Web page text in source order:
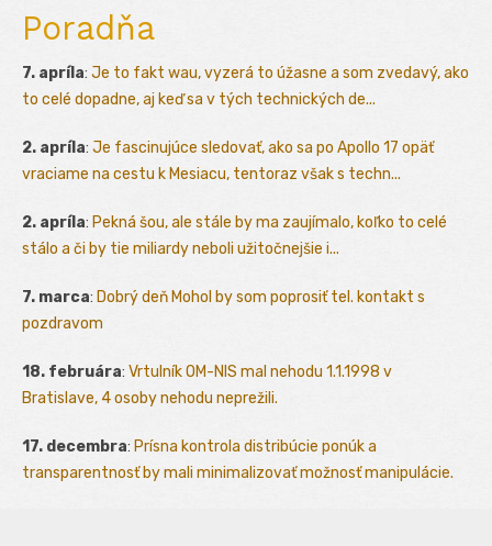
Poradňa
7. apríla: Je to fakt wau, vyzerá to úžasne a som zvedavý, ako
to celé dopadne, aj keď sa v tých technických de...
2. apríla: Je fascinujúce sledovať, ako sa po Apollo 17 opäť
vraciame na cestu k Mesiacu, tentoraz však s techn...
2. apríla: Pekná šou, ale stále by ma zaujímalo, koľko to celé
stálo a či by tie miliardy neboli užitočnejšie i...
7. marca: Dobrý deň Mohol by som poprosiť tel. kontakt s
pozdravom
18. februára: Vrtulník OM-NIS mal nehodu 1.1.1998 v
Bratislave, 4 osoby nehodu neprežili.
17. decembra: Prísna kontrola distribúcie ponúk a
transparentnosť by mali minimalizovať možnosť manipulácie.